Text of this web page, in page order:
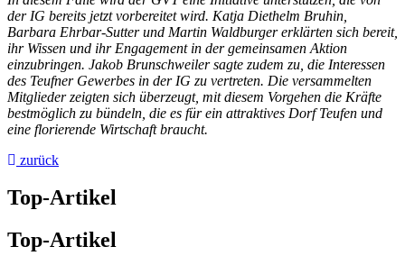
der IG bereits jetzt vorbereitet wird. Katja Diethelm Bruhin,
Barbara Ehrbar-Sutter und Martin Waldburger erklärten sich bereit,
ihr Wissen und ihr Engagement in der gemeinsamen Aktion
einzubringen. Jakob Brunschweiler sagte zudem zu, die Interessen
des Teufner Gewerbes in der IG zu vertreten. Die versammelten
Mitglieder zeigten sich überzeugt, mit diesem Vorgehen die Kräfte
bestmöglich zu bündeln, die es für ein attraktives Dorf Teufen und
eine florierende Wirtschaft braucht.
zurück
Top-Artikel
Top-Artikel